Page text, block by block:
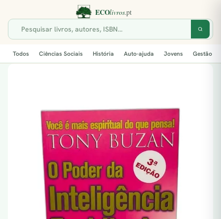
Todos Ciências Sociais História Auto-ajuda Jovens Gestão